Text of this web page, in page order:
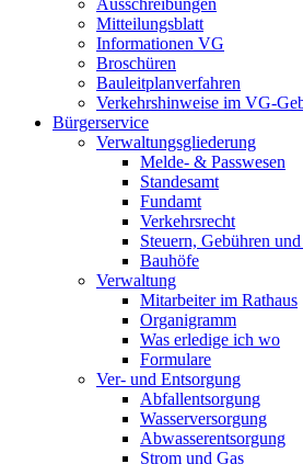
Ausschreibungen
Mitteilungsblatt
Informationen VG
Broschüren
Bauleitplanverfahren
Verkehrshinweise im VG-
Bürgerservice
Verwaltungsgliederung
Melde- & Passwesen
Standesamt
Fundamt
Verkehrsrecht
Steuern, Gebühren
Bauhöfe
Verwaltung
Mitarbeiter im Rathaus
Organigramm
Was erledige ich wo
Formulare
Ver- und Entsorgung
Abfallentsorgung
Wasserversorgung
Abwasserentsorgung
Strom und Gas